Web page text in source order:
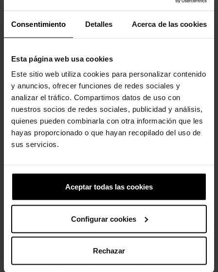
Consentimiento Detalles Acerca de las cookies
Esta página web usa cookies
Este sitio web utiliza cookies para personalizar contenido
y anuncios, ofrecer funciones de redes sociales y
analizar el tráfico. Compartimos datos de uso con
nuestros socios de redes sociales, publicidad y análisis,
quienes pueden combinarla con otra información que les
hayas proporcionado o que hayan recopilado del uso de
sus servicios.
Aceptar todas las cookies
Configurar cookies
Rechazar
Las referencias específicas
Los clientes que compraron este
producto también han comprado:
Zuecos de mujer Stomp
89,90 € 71,92 €